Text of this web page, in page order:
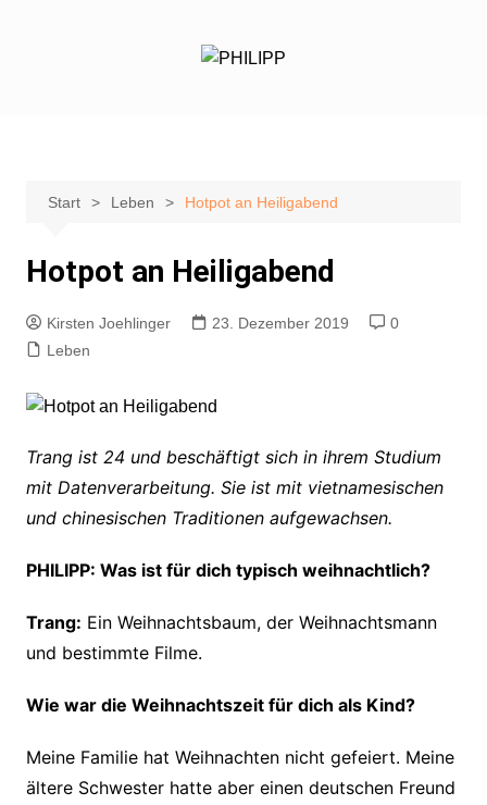
Start Leben Hotpot an Heiligabend
Hotpot an Heiligabend
Kirsten Joehlinger 23. Dezember 2019
0
Leben
Trang ist 24 und beschäftigt sich in ihrem Studium
mit Datenverarbeitung. Sie ist mit vietnamesischen
und chinesischen Traditionen aufgewachsen.
PHILIPP: Was ist für dich typisch weihnachtlich?
Trang: Ein Weihnachtsbaum, der Weihnachtsmann
und bestimmte Filme.
Wie war die Weihnachtszeit für dich als Kind?
Meine Familie hat Weihnachten nicht gefeiert. Meine
ältere Schwester hatte aber einen deutschen Freund